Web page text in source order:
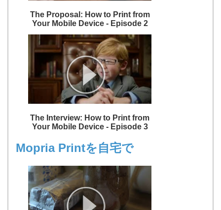
The Proposal: How to Print from
Your Mobile Device - Episode 2
The Interview: How to Print from
Your Mobile Device - Episode 3
Mopria Printを自宅で